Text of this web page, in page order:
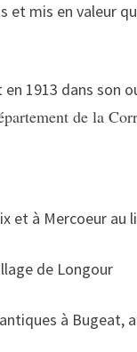
mis en valeur
1913 dans son
de la
et à Mercoeur au
de Longour
à Bugeat,